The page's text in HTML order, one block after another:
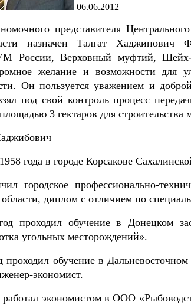
06.06.2012
представителя
назначен Талгат Хаджипович
России, Верховный муфтий,
желание и возможности для
Он пользуется уважением и
под свой контроль процесс
3 гектаров для строительства
года в городе Корсакове
городское профессионально-
области, диплом с отличием по
проходил обучение в Донецком
угольных месторождений».
обучение в Дальневосточном
экономист.
работал экономистом в ООО